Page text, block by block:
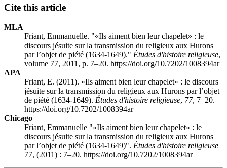
Cite this article
MLA
Friant, Emmanuelle. "«Ils aiment bien leur chapelet» : le
discours jésuite sur la transmission du religieux aux Hurons
par l’objet de piété (1634-1649)." Études d'histoire religieuse,
volume 77, 2011, p. 7–20. https://doi.org/10.7202/1008394ar
APA
Friant, E. (2011). «Ils aiment bien leur chapelet» : le discours
jésuite sur la transmission du religieux aux Hurons par l’objet
de piété (1634-1649). Études d'histoire religieuse, 77, 7–20.
https://doi.org/10.7202/1008394ar
Chicago
Friant, Emmanuelle "«Ils aiment bien leur chapelet» : le
discours jésuite sur la transmission du religieux aux Hurons
par l’objet de piété (1634-1649)". Études d'histoire religieuse
77, (2011) : 7–20. https://doi.org/10.7202/1008394ar